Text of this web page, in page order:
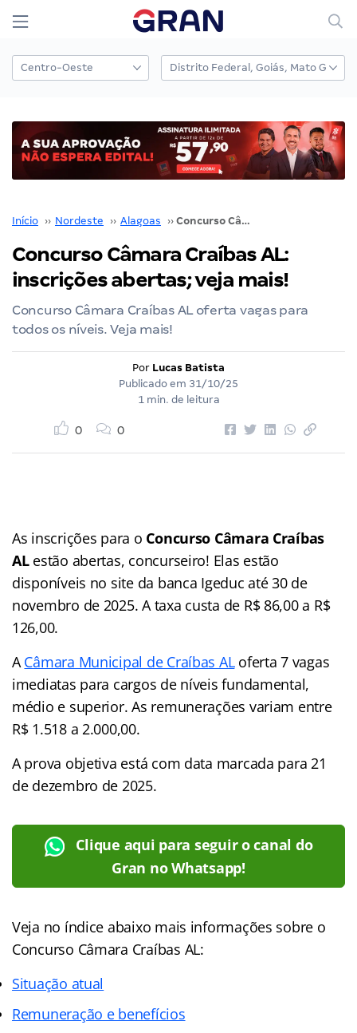
Início ›› Nordeste ›› Alagoas ›› Concurso Câmara Craíbas AL: inscrições abertas; veja mais!
Concurso Câmara Craíbas AL:
inscrições abertas; veja mais!
Concurso Câmara Craíbas AL oferta vagas para
todos os níveis. Veja mais!
Por Lucas Batista
Publicado em 31/10/25
1 min. de leitura
0 0
As inscrições para o Concurso Câmara Craíbas
ALestão abertas, concurseiro! Elas estão
disponíveis no site da banca Igeduc até 30 de
novembro de 2025. A taxa custa de R$ 86,00 a R$
126,00.
ACâmara Municipal de Craíbas ALoferta 7 vagas
imediatas para cargos de níveis fundamental,
médio e superior. As remunerações variam entre
R$ 1.518 a 2.000,00.
A prova objetiva está com data marcada para 21
de dezembro de 2025.
Clique aqui para seguir o canal do
Gran no Whatsapp!
Veja no índice abaixo mais informações sobre o
Concurso Câmara Craíbas AL:
Situação atual
Remuneração e benefícios